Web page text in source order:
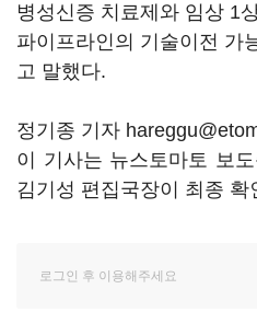
병성신증 치료제와 임상 1
파이프라인의 기술이전 가
고 말했다.
정기종 기자
이 기사는 뉴스토마토 보
김기성 편집국장이 최종 확